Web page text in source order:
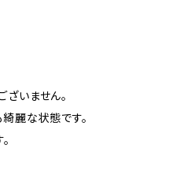
いません。
麗な状態です。